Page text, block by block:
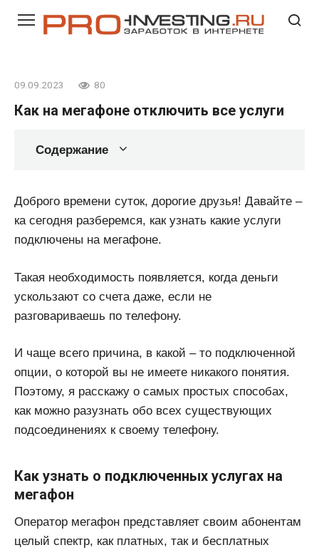
09.09.2023 80
Как на мегафоне отключить все услуги
Содержание
Доброго времени суток, дорогие друзья! Давайте –
ка сегодня разберемся, как узнать какие услуги
подключены на мегафоне.
Такая необходимость появляется, когда деньги
ускользают со счета даже, если не
разговариваешь по телефону.
И чаще всего причина, в какой – то подключенной
опции, о которой вы не имеете никакого понятия.
Поэтому, я расскажу о самых простых способах,
как можно разузнать обо всех существующих
подсоединениях к своему телефону.
Как узнать о подключенных услугах на
мегафон
Оператор мегафон представляет своим абонентам
целый спектр, как платных, так и бесплатных